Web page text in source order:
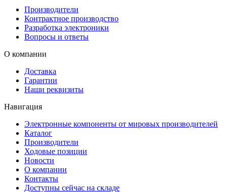
Производители
Контрактное производство
Разработка электроники
Вопросы и ответы
О компании
Доставка
Гарантии
Наши реквизиты
Навигация
Электронные компоненты от мировых производителей
Каталог
Производители
Ходовые позиции
Новости
О компании
Контакты
Доступны сейчас на складе